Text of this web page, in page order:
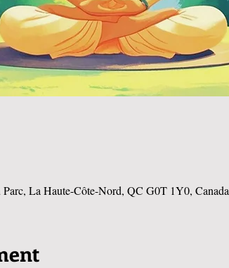
La Haute-Côte-Nord, QC G0T 1Y0, Canada